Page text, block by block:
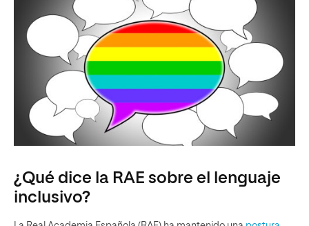
¿Qué dice la RAE sobre el lenguaje
inclusivo?